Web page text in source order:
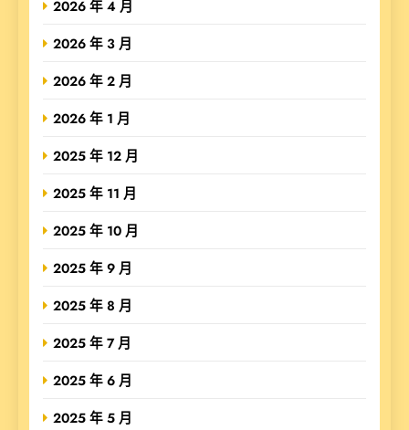
2026 年 4 月
2026 年 3 月
2026 年 2 月
2026 年 1 月
2025 年 12 月
2025 年 11 月
2025 年 10 月
2025 年 9 月
2025 年 8 月
2025 年 7 月
2025 年 6 月
2025 年 5 月